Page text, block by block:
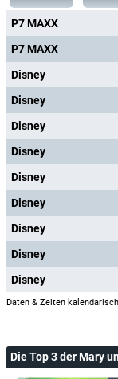
P7 MAXX
P7 MAXX
Disney
Disney
Disney
Disney
Disney
Disney
Disney
Disney
Disney
Daten & Zeiten
Die Top 3 der Mary